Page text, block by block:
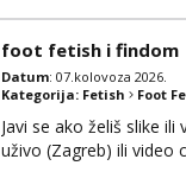
foot fetish i findom
Datum: 07.kolovoza 2026.
Kategorija: Fetish Foot
Javi se ako želiš slike
uživo (Zagreb) ili video